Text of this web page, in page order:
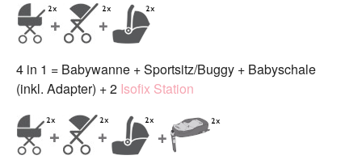
4 in 1 = Babywanne + Sportsitz/Buggy + Babyschale
(inkl. Adapter) + 2 Isofix Station